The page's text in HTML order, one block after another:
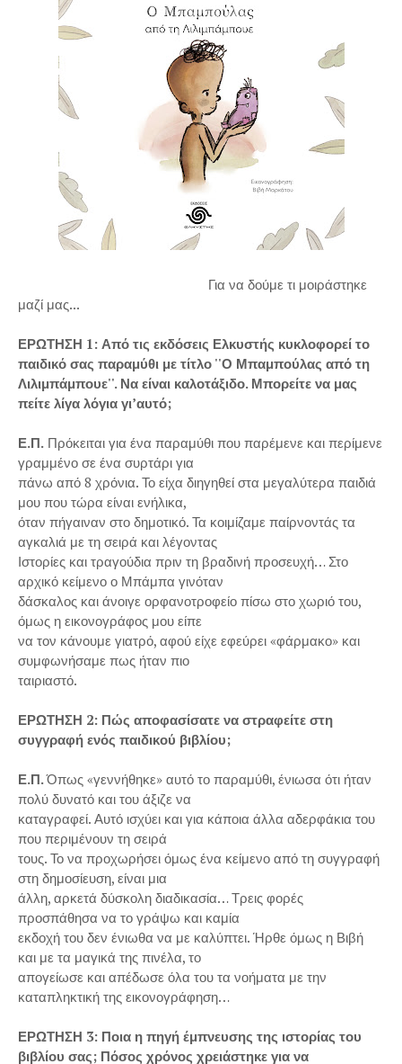
Για να δούμε τι μοιράστηκε
μαζί μας...
ΕΡΩΤΗΣΗ 1: Από τις εκδόσεις Ελκυστής κυκλοφορεί το
παιδικό σας παραμύθι με τίτλο ''Ο Μπαμπούλας από τη
Λιλιμπάμπουε''. Να είναι καλοτάξιδο. Μπορείτε να μας
πείτε λίγα λόγια γι’αυτό;
Ε.Π. Πρόκειται για ένα παραμύθι που παρέμενε και περίμενε
γραμμένο σε ένα συρτάρι για
πάνω από 8 χρόνια. Το είχα διηγηθεί στα μεγαλύτερα παιδιά
μου που τώρα είναι ενήλικα,
όταν πήγαιναν στο δημοτικό. Τα κοιμίζαμε παίρνοντάς τα
αγκαλιά με τη σειρά και λέγοντας
Ιστορίες και τραγούδια πριν τη βραδινή προσευχή… Στο
αρχικό κείμενο ο Μπάμπα γινόταν
δάσκαλος και άνοιγε ορφανοτροφείο πίσω στο χωριό του,
όμως η εικονογράφος μου είπε
να τον κάνουμε γιατρό, αφού είχε εφεύρει «φάρμακο» και
συμφωνήσαμε πως ήταν πιο
ταιριαστό.
ΕΡΩΤΗΣΗ 2: Πώς αποφασίσατε να στραφείτε στη
συγγραφή ενός παιδικού βιβλίου;
Ε.Π.Όπως «γεννήθηκε» αυτό το παραμύθι, ένιωσα ότι ήταν
πολύ δυνατό και του άξιζε να
καταγραφεί. Αυτό ισχύει και για κάποια άλλα αδερφάκια του
που περιμένουν τη σειρά
τους. Το να προχωρήσει όμως ένα κείμενο από τη συγγραφή
στη δημοσίευση, είναι μια
άλλη, αρκετά δύσκολη διαδικασία… Τρεις φορές
προσπάθησα να το γράψω και καμία
εκδοχή του δεν ένιωθα να με καλύπτει. Ήρθε όμως η Βιβή
και με τα μαγικά της πινέλα, το
απογείωσε και απέδωσε όλα του τα νοήματα με την
καταπληκτική της εικονογράφηση…
ΕΡΩΤΗΣΗ 3: Ποια η πηγή έμπνευσης της ιστορίας του
βιβλίου σας; Πόσος χρόνος χρειάστηκε για να